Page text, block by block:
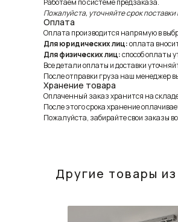
Работаем по системе предзаказа.
Пожалуйста, уточняйте срок
Оплата
Оплата производится напрямую в
Для юридических лиц:оплата
Для физических лиц:способ оплаты
Все детали оплаты и доставки
После отправки груза наш менеджер
Хранение товара
Оплаченный заказ хранится на
После этого срока хранение
Пожалуйста, забирайте свои заказы
Другие товары